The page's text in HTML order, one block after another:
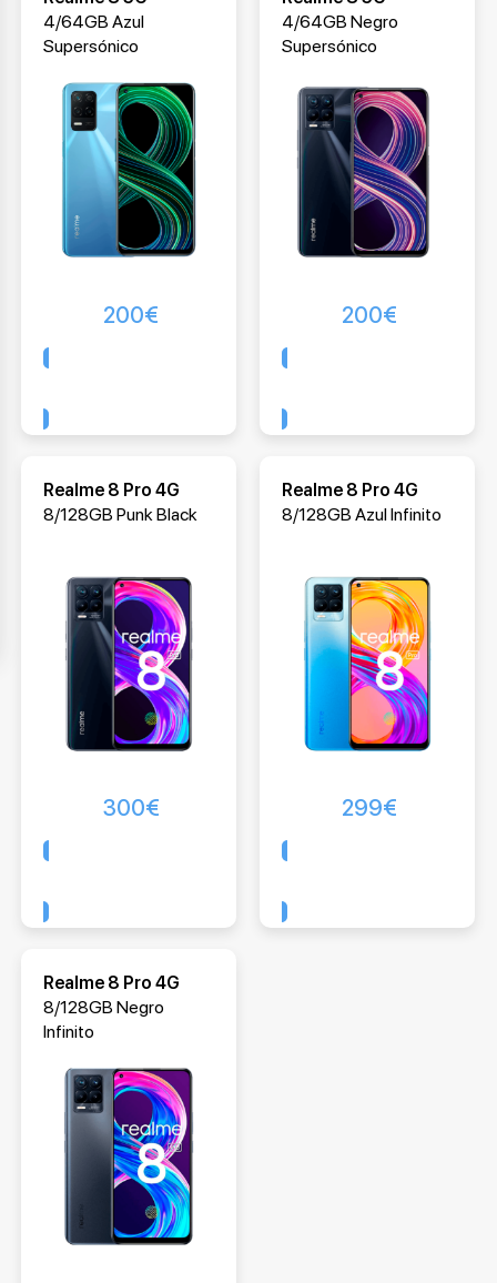
4/64GB Azul
Supersónico
200€
4/64GB Negro
Supersónico
200€
Realme 8 Pro 4G
8/128GB Punk Black
300€
Realme 8 Pro 4G
8/128GB Azul Infinito
299€
Realme 8 Pro 4G
8/128GB Negro
Infinito